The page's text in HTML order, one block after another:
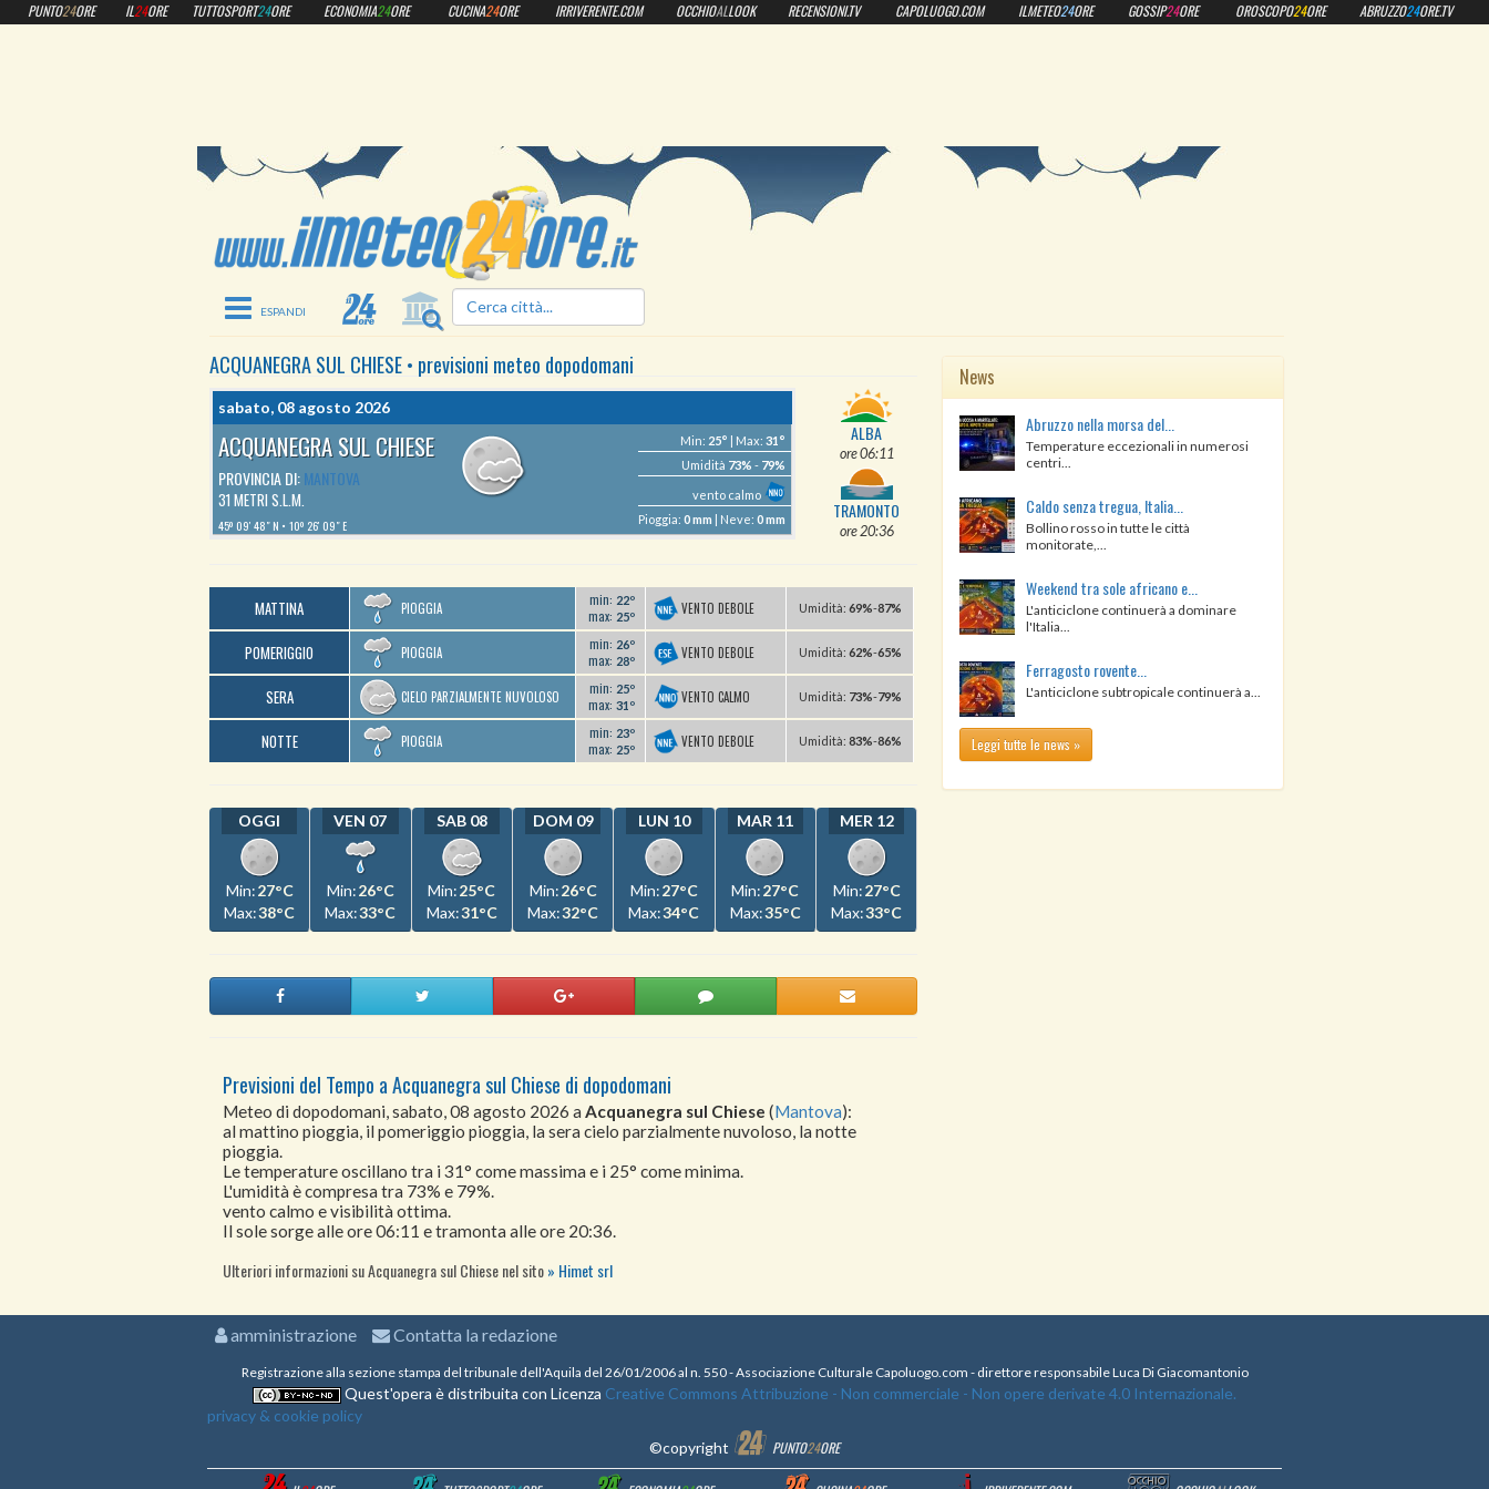
ilmeteo24ore.it
Toggle navigation
ACQUANEGRA SUL CHIESE• previsioni meteo dopodomani
sabato, 08 agosto 2026
ACQUANEGRA SUL CHIESE
PROVINCIA DI:MANTOVA
31 METRI S.L.M.
45º 09′ 48″ N 10º 26′ 09″ E
Min: 25° | Max:31°
Umidità 73%- 79%
vento calmo
Pioggia:0 mm | Neve:0 mm
ALBA
ore 06:11
TRAMONTO
ore 20:36
MATTINA PIOGGIA min: 22º
max: 25º VENTO DEBOLE Umidità: 69%-87%
POMERIGGIO PIOGGIA min: 26º
max: 28º VENTO DEBOLE Umidità: 62%-65%
SERA CIELO PARZIALMENTE NUVOLOSO min: 25º
max: 31º VENTO CALMO Umidità: 73%-79%
NOTTE PIOGGIA min: 23º
max: 25º VENTO DEBOLE Umidità: 83%-86%
OGGI
Min:27°C
Max:38°C
VEN 07
Min:26°C
Max:33°C
SAB 08
Min:25°C
Max:31°C
DOM 09
Min:26°C
Max:32°C
LUN 10
Min:27°C
Max:34°C
MAR 11
Min:27°C
Max:35°C
MER 12
Min:27°C
Max:33°C
Previsioni del Tempo a Acquanegra sul Chiese di dopodomani
Meteo di dopodomani, sabato, 08 agosto 2026 a Acquanegra sul Chiese (Mantova):
al mattino pioggia, il pomeriggio pioggia, la sera cielo parzialmente nuvoloso, la notte
pioggia.
Le temperature oscillano tra i 31° come massima e i 25° come minima.
L'umidità è compresa tra 73% e 79%.
vento calmo e visibilità ottima.
Il sole sorge alle ore 06:11 e tramonta alle ore 20:36.
Ulteriori informazioni su Acquanegra sul Chiese nel sito Himet srl
News
Abruzzo nella morsa del...
Temperature eccezionali in numerosi
centri...
Caldo senza tregua, Italia...
Bollino rosso in tutte le città
monitorate,...
Weekend tra sole africano e...
L'anticiclone continuerà a dominare
l'Italia...
Ferragosto rovente...
L'anticiclone subtropicale continuerà a...
Leggi tutte le news »
PUNTO24ORE IL24ORE TUTTOSPORT24ORE ECONOMIA24ORE CUCINA24ORE IRRIVERENTE.COM OCCHIOALLOOK RECENSIONI.TV CAPOLUOGO.COM ILMETEO24ORE GOSSIP24ORE OROSCOPO24ORE ABRUZZO24ORE.TV
amministrazione Contatta la redazione
Registrazione alla sezione stampa del tribunale dell'Aquila del 26/01/2006 al n. 550 - Associazione Culturale Capoluogo.com - direttore responsabile Luca Di Giacomantonio
Quest'opera è distribuita con Licenza Creative Commons Attribuzione - Non commerciale - Non opere derivate 4.0 Internazionale.
privacy & cookie policy
©copyright
PUNTO24ORE